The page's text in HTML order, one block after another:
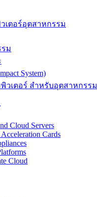
ตอร์อุตสาหกรรม
ม
System)
เตอร์ สำหรับอุตสาหกรรม
Cloud Servers
Cards
Cloud